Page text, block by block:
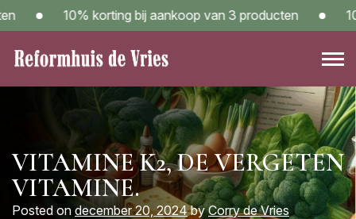
Skip
to
content
10% korting bij aankoop van 3 producten
VITAMINE K2, DE VERGETEN
VITAMINE.
Posted on december 20, 2024byCorry de Vries